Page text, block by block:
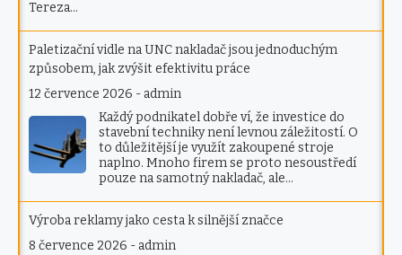
Tereza…
Paletizační vidle na UNC nakladač jsou jednoduchým
způsobem, jak zvýšit efektivitu práce
12 července 2026 - admin
Každý podnikatel dobře ví, že investice do
stavební techniky není levnou záležitostí. O
to důležitější je využít zakoupené stroje
naplno. Mnoho firem se proto nesoustředí
pouze na samotný nakladač, ale…
Výroba reklamy jako cesta k silnější značce
8 července 2026 - admin